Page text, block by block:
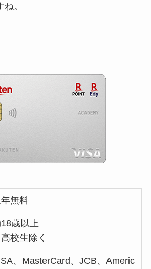
。
無料
歳以上
校生除く
、MasterCard、JCB、Americ